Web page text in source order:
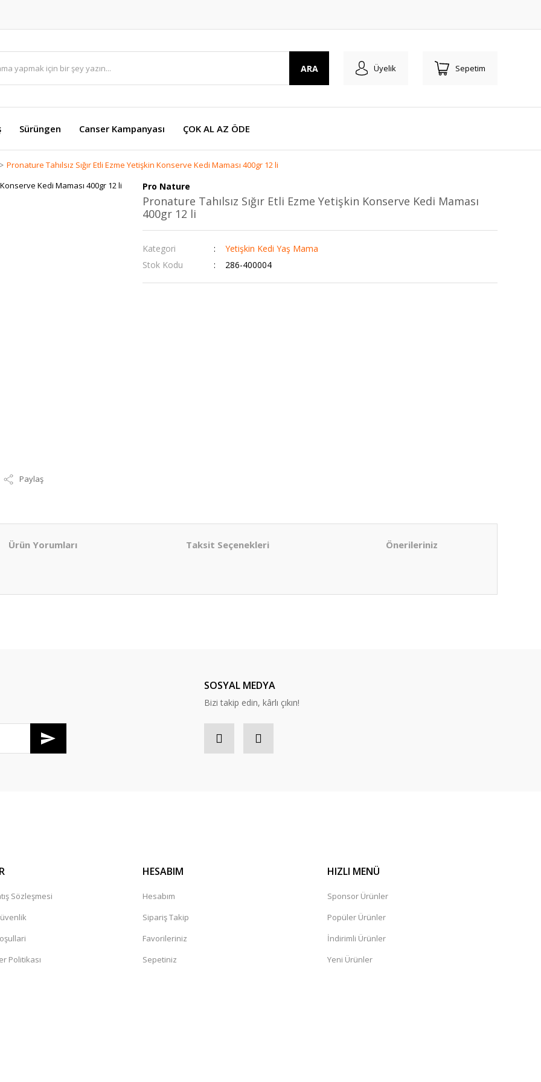
ARA Üyelik Sepetim
Sürüngen Canser Kampanyası ÇOK AL AZ ÖDE
Pronature Tahılsız Sığır Etli Ezme Yetişkin Konserve Kedi Maması 400gr 12 li
Paylaş
Pro Nature
Pronature Tahılsız Sığır Etli Ezme Yetişkin Konserve Kedi Maması
400gr 12 li
Kategori
Yetişkin Kedi Yaş Mama
Stok Kodu
286-400004
Ürün Yorumları Taksit Seçenekleri Önerileriniz
SOSYAL MEDYA
Bizi takip edin, kârlı çıkın!
Sözleşmesi
Politikası
HESABIM
Hesabım
Sipariş Takip
Favorileriniz
Sepetiniz
HIZLI MENÜ
Sponsor Ürünler
Popüler Ürünler
İndirimli Ürünler
Yeni Ürünler